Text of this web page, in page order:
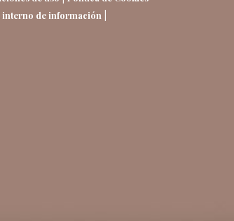
interno de información